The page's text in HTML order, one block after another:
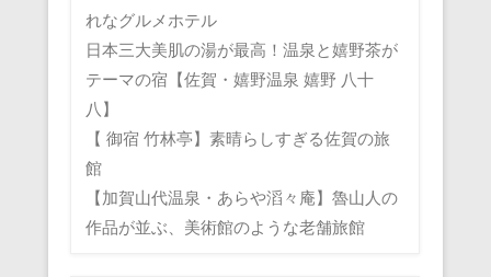
れなグルメホテル
日本三大美肌の湯が最高！温泉と嬉野茶が
テーマの宿【佐賀・嬉野温泉 嬉野 八十
八】
【 御宿 竹林亭】素晴らしすぎる佐賀の旅
館
【加賀山代温泉・あらや滔々庵】魯山人の
作品が並ぶ、美術館のような老舗旅館